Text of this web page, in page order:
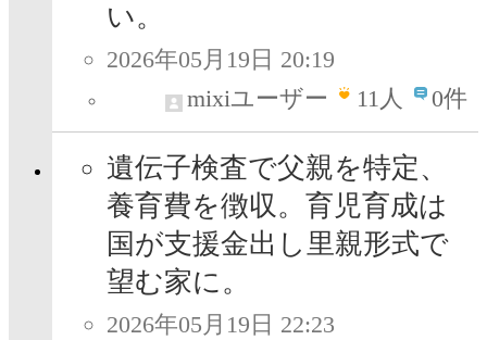
い。
2026年05月19日 20:19
mixiユーザー
11人 0件
遺伝子検査で父親を特定、
養育費を徴収。育児育成は
国が支援金出し里親形式で
望む家に。
2026年05月19日 22:23